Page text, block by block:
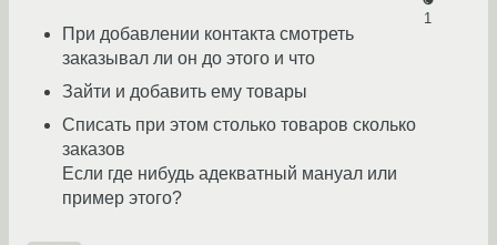
1
При добавлении контакта смотреть
заказывал ли он до этого и что
Зайти и добавить ему товары
Списать при этом cтолько товаров сколько
заказов
Если где нибудь адекватный мануал или
пример этого?